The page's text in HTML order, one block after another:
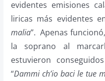
evidentes emisiones
liricas más evidentes
malia”. Apenas
la soprano al
estuvieron
“Dammi ch’io baci le tue